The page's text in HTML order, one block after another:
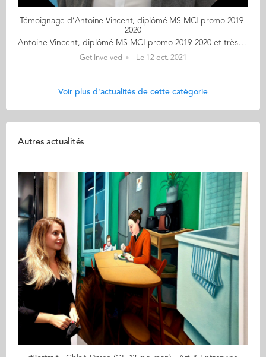
Témoignage d’Antoine Vincent, diplômé MS MCI promo 2019-
2020
Antoine Vincent, diplômé MS MCI promo 2019-2020 et très impliqué avec la nouvelle promo du MS MCI (Management et compétences internationales), partage son témoignage pour son programme de coeur et son parcours avant et après les études. Présentation de votre parcours avant votre entrée au MCI « Diplômé de l'ESTACA, école d'ingénieurs spécialisée dans les transports et ayant la volonté depuis déjà longtemps d'allier mes compétences techniques avec des compétences orientées gestion d'entreprise, je cherchais à obtenir cette double casquette. A l'époque, je mettais renseigné sur plusieurs Mastère Spécialisé mais je me suis rapidement tourné vers le MCI car il offrait une plus grande diversité d'enseignements. » Votre parcours depuis que vous etes diplômé (stage , premier poste) « Mes cours au sein du MCI se sont terminés à la fin du mois de mars 2020, j'ai alors continué avec mon stage chez NavalGroup en tant que Business Developer en Innovation. Ma mission était de participer à la création d'un POC (expérimentation) en partenariat avec la Marine Nationale. J'abordais ainsi des aspects techniques mais aussi des aspects commerciaux. Par la suite, je suis rentré en tant que Ingénieur Projet chez MI GSO avec une mission chez Airbus Nantes pour le pilotage de projets d'innovation. J'occupe encore aujourd'hui ce poste. » Vous êtes un alumni très investi : concrètement de quelle façon contribuez-vous au programme ? « J'essaie de garder un lien avec le MCI, car j'apprécie le fait de partager mon année MCI avec les étudiants qui vivent actuellement le cursus. Cette année, j'ai rencontré les étudiants de la promo lors d'un petit déjeuner au Radisson Blue de Nantes. Ce fut l'occasion de faire connaissance et de répondre à leurs questions dans des conditions plutôt informelles. Nous avons créé également avec Madame BERNARDIN, responsable du cours de gestion de projets, une étude de cas qui s'intitule MCI SPACE. Les étudiants vont être en plusieurs groupes et vont devoir faire la gestion d'un projet commun. L'idée est de faire connaitre aux étudiants les rudiments de la gestion de projets. Il y a aussi un aspect team building parce que c'est comme si chaque groupe représentait un service d'une seule et unique entreprise, la communication va être essentielle. » Avec toutes les notions apprises durant vos études, aujourd'hui comment utilisez-vous ces bases dans votre travail ? « A l’heure actuelle, ce sont davantage les softskills acquis en partie lors du MCI qui me servent. J’entends par softskills, le management multiculturel, la capacité de réflexion notamment. Après ma carrière professionnelle ne fait que commencer et j’ai bon espoir de pouvoir utiliser l’intégralité de ces notions dans un futur relativement proche. Cela conditionne en partie mon projet professionnel. »
Get Involved Le 12 oct. 2021
Voir plus d'actualités de cette catégorie
Autres actualités